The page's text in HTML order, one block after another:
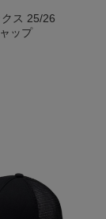
ス 25/26
ップ